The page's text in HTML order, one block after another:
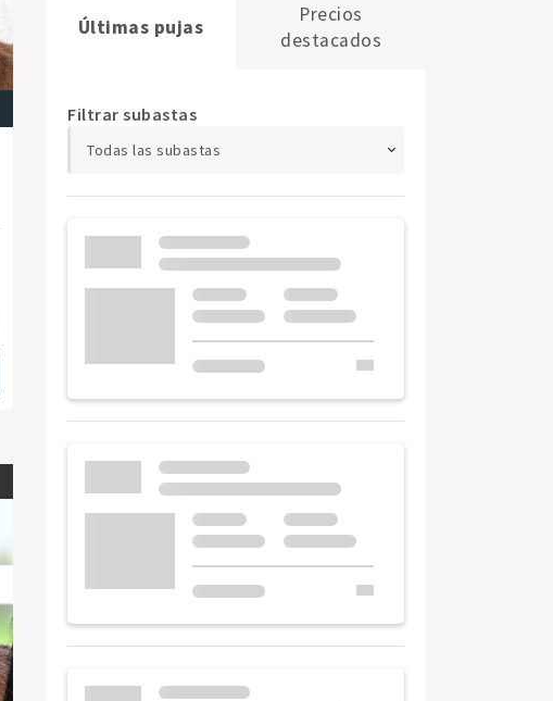
Últimas pujas
Precios
destacados
Todas las subastas
Filtrar subastas